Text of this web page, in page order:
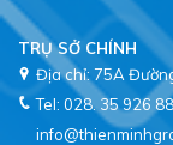
TRỤ SỞ CHÍNH
Địa chỉ: 75A
Tel: 028. 35 926